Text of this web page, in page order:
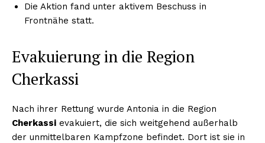
Die Aktion fand unter aktivem Beschuss in
Frontnähe statt.
Evakuierung in die Region
Cherkassi
Nach ihrer Rettung wurde Antonia in die Region
Cherkassi evakuiert, die sich weitgehend außerhalb
der unmittelbaren Kampfzone befindet. Dort ist sie in